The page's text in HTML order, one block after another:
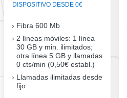
DISPOSITIVO DESDE 0€
Fibra 600 Mb
2 líneas móviles: 1 línea
30 GB y min. ilimitados;
otra línea 5 GB y llamadas
0 cts/min (0,50€ establ.)
Llamadas ilimitadas desde
fijo